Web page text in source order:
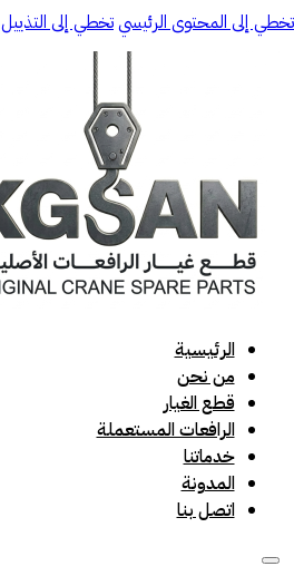
تخطي إلى المحتوى الرئيسيتخطي إلى التذييل
الرئيسية
من نحن
قطع الغيار
الرافعات المستعملة
خدماتنا
المدونة
اتصل بنا